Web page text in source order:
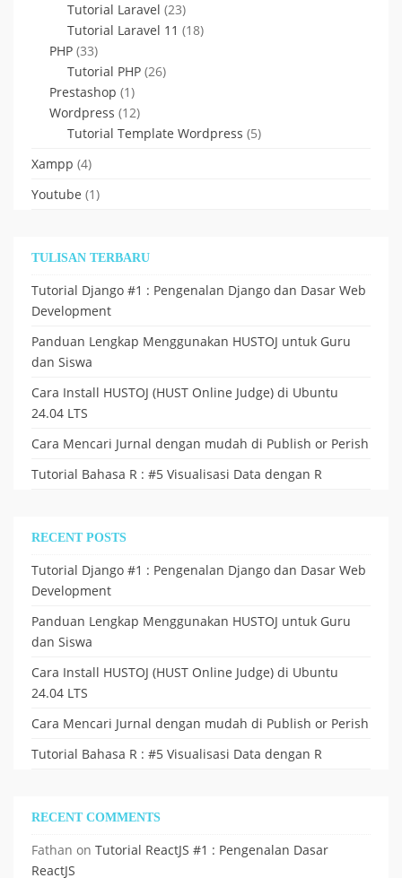
Tutorial Laravel (23)
Tutorial Laravel 11 (18)
PHP (33)
Tutorial PHP (26)
Prestashop (1)
Wordpress (12)
Tutorial Template Wordpress (5)
Xampp (4)
Youtube (1)
TULISAN TERBARU
Tutorial Django #1 : Pengenalan Django dan Dasar Web
Development
Panduan Lengkap Menggunakan HUSTOJ untuk Guru
dan Siswa
Cara Install HUSTOJ (HUST Online Judge) di Ubuntu
24.04 LTS
Cara Mencari Jurnal dengan mudah di Publish or Perish
Tutorial Bahasa R : #5 Visualisasi Data dengan R
RECENT POSTS
Tutorial Django #1 : Pengenalan Django dan Dasar Web
Development
Panduan Lengkap Menggunakan HUSTOJ untuk Guru
dan Siswa
Cara Install HUSTOJ (HUST Online Judge) di Ubuntu
24.04 LTS
Cara Mencari Jurnal dengan mudah di Publish or Perish
Tutorial Bahasa R : #5 Visualisasi Data dengan R
RECENT COMMENTS
Fathan on Tutorial ReactJS #1 : Pengenalan Dasar
ReactJS